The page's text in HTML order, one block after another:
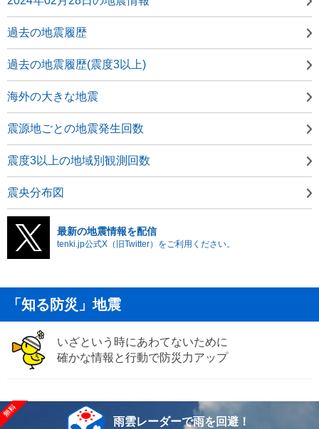
過去の地震履歴
過去の地震履歴(震度3以上)
海外の大きな地震
震源地ごとの地震発生回数
震度3以上の地域別観測回数
震央分布図
最新の地震情報を配信
tenki.jp公式X（旧Twitter）をご利用ください。
「知る防災」地震
いざという時にあわてないために
確かな情報と行動で防災力アップ
雨雲レーダーで雨を回避！